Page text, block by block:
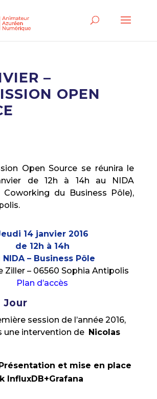
–
OPEN
Open Source se réunira le
de 12h à 14h au NIDA
Coworking du Business Pôle),
14 janvier 2016
de 12h à 14h
NIDA – Business Pôle
Ziller – 06560 Sophia Antipolis
Plan d’accès
Jour
session de l’année 2016,
une intervention de Nicolas
Présentation et mise en place
InfluxDB+Grafana